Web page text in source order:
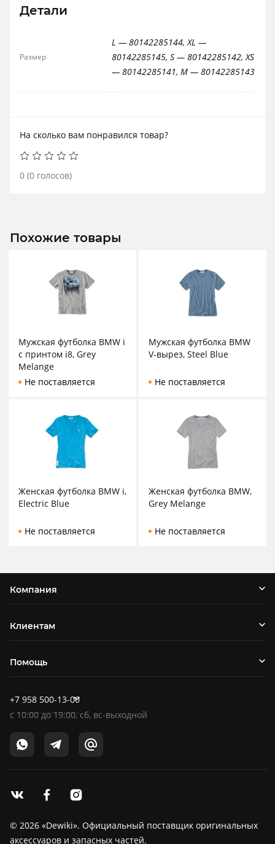
Детали
Размер
L — 80142285144, XL —
80142285145, S — 80142285142, XS
— 80142285141, M — 80142285143
На сколько вам понравился товар?
0 (0 голосов)
Похожие товары
Мужская футболка BMW i
с принтом i8, Grey
Melange
Не поставляется
Мужская футболка BMW
V-вырез, Steel Blue
Не поставляется
Женская футболка BMW i,
Electric Blue
Не поставляется
Женская футболка BMW,
Grey Melange
Не поставляется
Компания
Клиентам
Помощь
+7 958 500-13-00
c10:00до19:00, сб, вс-выходной
© 2026 «Dewiki». Официальный поставщик оригинальных
аксессуаров и запасных частей.